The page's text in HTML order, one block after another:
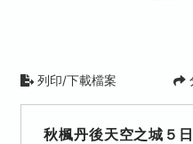
列印/下載檔案
秋楓丹後天空之城５